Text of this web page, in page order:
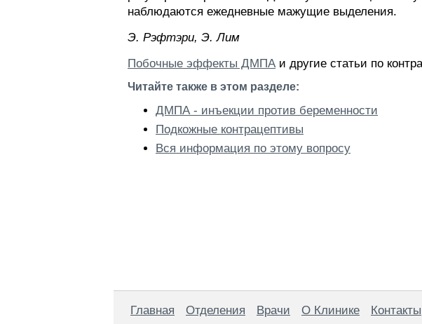
наблюдаются ежедневные мажущие выделения.
Э. Pэфтэpи, Э. Лим
Побочные эффекты ДМПА и другие статьи по
Читайте также в этом разделе:
ДМПА - инъекции против беременности
Подкожные контрацептивы
Вся информация по этому вопросу
Главная Отделения Врачи О Клинике Контакты